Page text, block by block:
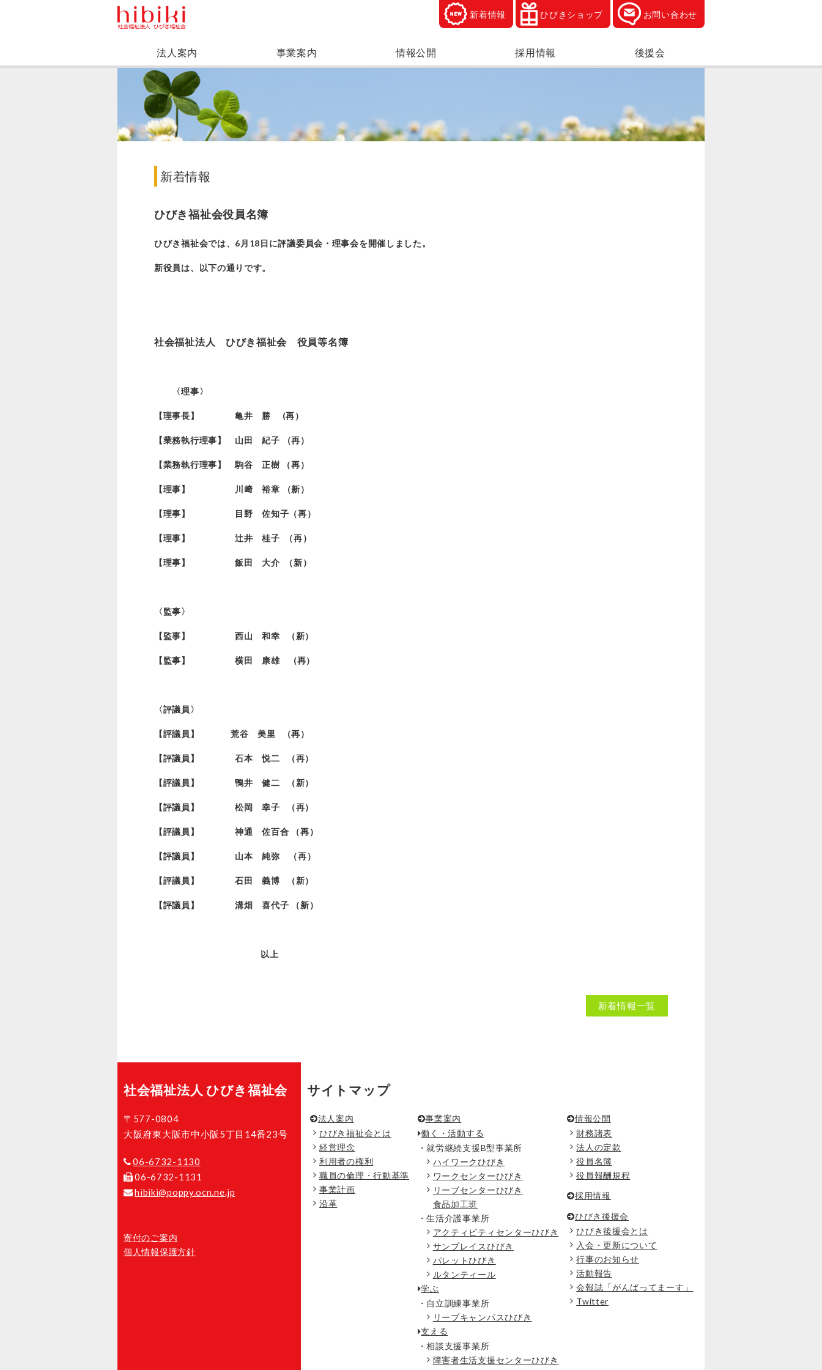
新着情報 ひびきショップ お問い合わせ
法人案内 事業案内 情報公開 採用情報 後援会
新着情報
ひびき福祉会役員名簿
ひびき福祉会では、6月18日に評議委員会・理事会を開催しました。
新役員は、以下の通りです。
社会福祉法人 ひびき福祉会 役員等名簿
〈理事〉
【理事長】 亀井 勝 (再）
【業務執行理事】 山田 紀子 （再）
【業務執行理事】 駒谷 正樹 （再）
【理事】 川﨑 裕章 （新）
【理事】 目野 佐知子（再）
【理事】 辻井 桂子 （再）
【理事】 飯田 大介 （新）
〈監事〉
【監事】 西山 和幸 （新）
【監事】 横田 康雄 (再）
〈評議員〉
【評議員】 荒谷 美里 （再）
【評議員】 石本 悦二 （再）
【評議員】 鴨井 健二 （新）
【評議員】 松岡 幸子 （再）
【評議員】 神通 佐百合 （再）
【評議員】 山本 純弥 （再）
【評議員】 石田 義博 （新）
【評議員】 溝畑 喜代子 （新）
以上
新着情報一覧
社会福祉法人 ひびき福祉会
〒577-0804
大阪府東大阪市中小阪5丁目14番23号
06-6732-1130
06-6732-1131
hibiki@poppy.ocn.ne.jp
寄付のご案内
個人情報保護方針
サイトマップ
法人案内
ひびき福祉会とは
経営理念
利用者の権利
職員の倫理・行動基準
事業計画
沿革
事業案内
働く・活動する
就労継続支援B型事業所
ハイワークひびき
ワークセンターひびき
リーブセンターひびき
食品加工班
生活介護事業所
アクティビティセンターひびき
サンプレイスひびき
パレットひびき
ルタンティール
学ぶ
自立訓練事業所
リーブキャンパスひびき
支える
相談支援事業所
障害者生活支援センターひびき
情報公開
財務諸表
法人の定款
役員名簿
役員報酬規程
採用情報
ひびき後援会
ひびき後援会とは
入会・更新について
行事のお知らせ
活動報告
会報誌「がんばってまーす」
Twitter